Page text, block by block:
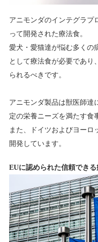
アニモンダのインテグラプ
って開発された療法食。
愛犬・愛猫達が悩む多くの
として療法食が必要であり
られるべきです。
アニモンダ製品は獣医師達
定の栄養ニーズを満たす食
また、ドイツおよびヨーロ
開発しています。
EUに認められた信頼でき